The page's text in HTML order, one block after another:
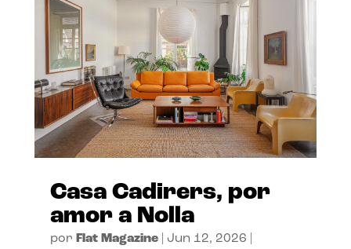
Casa Cadirers, por
amor a Nolla
por Flat Magazine| Jun 12, 2026